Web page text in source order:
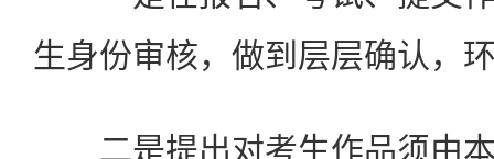
生身份审核，做到层层确认，
二是提出对考生作品须由本